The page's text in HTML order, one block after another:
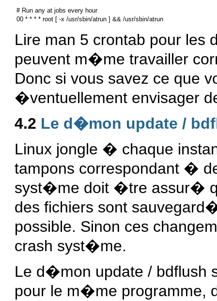
# Run any at jobs every hour
Lire man 5 crontab pour les
peuvent m�me travailler
Donc si vous savez ce que
�ventuellement envisager
4.2 Le d�mon update /
Linux jongle � chaque
tampons correspondant �
syst�me doit �tre assur�
des fichiers sont
possible. Sinon ces
crash syst�me.
Le d�mon update / bdflush
pour le m�me programme,